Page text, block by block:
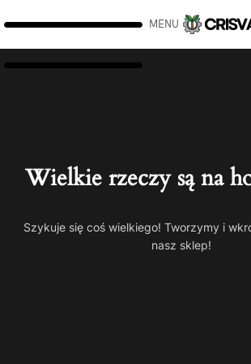
MENU
Wielkie rzeczy są na
Szykuje się coś wielkiego! Tworzymy i
nasz sklep!